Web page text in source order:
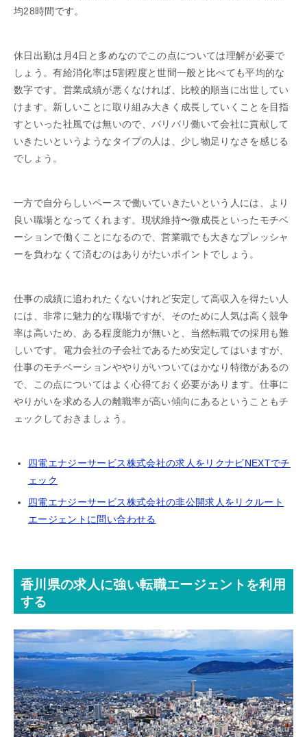
均28時間です。
休日出勤は月4日と多めなのでこの点については理解が必要で
しょう。有給消化率は5割程度と世間一般と比べても平均的な
数字です。営業成績が悪くなければ、比較的順当に出世してい
けます。新しいことに取り組み大きく成長していくことを目指
すといった社風では無いので、バリバリ働いて会社に貢献して
いきたいというようなタイプの人は、少し物足りなさを感じる
でしょう。
一方で自分らしいペースで働いていきたいという人には、より
良い職場となってくれます。現状維持〜微成長といったモチベ
ーションで働くことになるので、営業職でも大きなプレッシャ
ーを負わなくて済むのはありがたいポイントでしょう。
仕事の成績に追われたくないけれど安定して高収入を得たい人
には、非常に魅力的な職場ですが、そのために人気は高く競争
率は高いため、ある程度能力が無いと、当然転職での採用も難
しいです。電力会社の子会社であるため安定してはいますが、
仕事のモチベーションややりがいついてはかなり特徴があるの
で、この点についてはよく心得ておく必要があります。仕事に
やりがいを求める人の離職率が高い傾向にあるということもチ
ェックしておきましょう。
四電エナジーサービス株式会社の求人をリクナビNEXTでチ
ェック
四電エナジーサービス株式会社の非公開求人をリクルート
エージェントに問い合わせる
香川県の求人に強い転職エージェントを利用
する